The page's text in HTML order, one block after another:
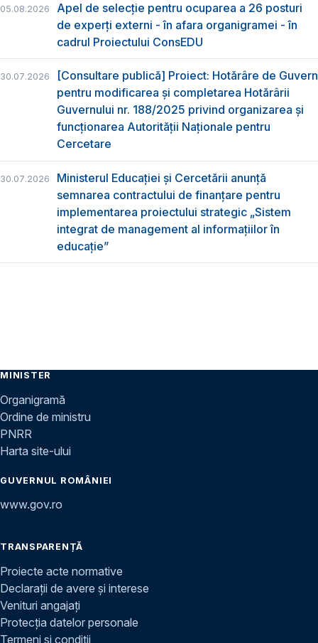
05.08.2026
Apel de selecție pentru ocuparea a 26 posturi
de experți externi - în afara organigramei - în
cadrul Proiectului ConsEDU
30.07.2026
[Consultare publică] Proiect: Hotărâre de Guvern
pentru modificarea și completarea Hotărârii
Guvernului nr. 188/2025 privind organizarea şi
funcţionarea Autorităţii Naţionale pentru
Cercetare
30.07.2026
Ministerul Educației și Cercetării anunță
semnarea contractului de finanțare pentru
implementarea proiectului strategic „Sistem
integrat de management al informațiilor în
educație”
MINISTER
Organigramă
Ordine de ministru
PNRR
Harta site-ului
GUVERNUL ROMÂNIEI
www.gov.ro
TRANSPARENȚĂ
Proiecte acte normative
Declarații de avere și interese
Venituri angajați
Protecția datelor personale
Termeni și condiții